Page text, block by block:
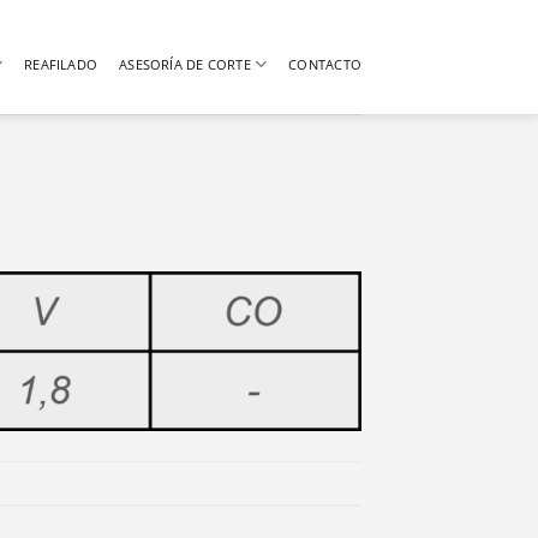
REAFILADO ASESORÍA DE CORTE CONTACTO